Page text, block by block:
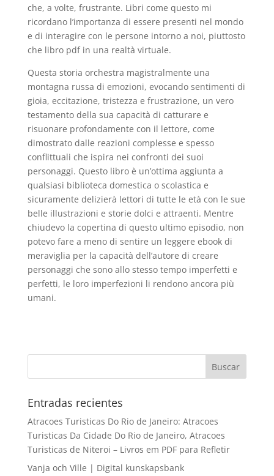
che, a volte, frustrante. Libri come questo mi
ricordano l’importanza di essere presenti nel mondo
e di interagire con le persone intorno a noi, piuttosto
che libro pdf in una realtà virtuale.
Questa storia orchestra magistralmente una
montagna russa di emozioni, evocando sentimenti di
gioia, eccitazione, tristezza e frustrazione, un vero
testamento della sua capacità di catturare e
risuonare profondamente con il lettore, come
dimostrato dalle reazioni complesse e spesso
conflittuali che ispira nei confronti dei suoi
personaggi. Questo libro è un’ottima aggiunta a
qualsiasi biblioteca domestica o scolastica e
sicuramente delizierà lettori di tutte le età con le sue
belle illustrazioni e storie dolci e attraenti. Mentre
chiudevo la copertina di questo ultimo episodio, non
potevo fare a meno di sentire un leggere ebook di
meraviglia per la capacità dell’autore di creare
personaggi che sono allo stesso tempo imperfetti e
perfetti, le loro imperfezioni li rendono ancora più
umani.
Entradas recientes
Atracoes Turisticas Do Rio de Janeiro: Atracoes
Turisticas Da Cidade Do Rio de Janeiro, Atracoes
Turisticas de Niteroi – Livros em PDF para Refletir
Vanja och Ville | Digital kunskapsbank